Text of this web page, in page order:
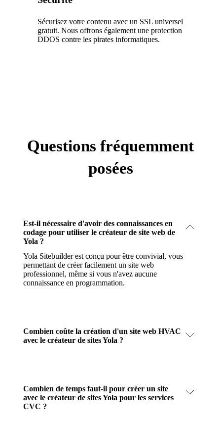
Sécurisez votre contenu avec un SSL universel
gratuit. Nous offrons également une protection
DDOS contre les pirates informatiques.
Questions fréquemment
posées
Est-il nécessaire d'avoir des connaissances en
codage pour utiliser le créateur de site web de
Yola ?
Yola Sitebuilder est conçu pour être convivial, vous
permettant de créer facilement un site web
professionnel, même si vous n'avez aucune
connaissance en programmation.
Combien coûte la création d'un site web HVAC
avec le créateur de sites Yola ?
Combien de temps faut-il pour créer un site
avec le créateur de sites Yola pour les services
CVC ?